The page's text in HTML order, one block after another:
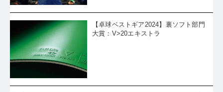
・ ジュニア王者・川上がベスト8入り。戸上は谷垣の前に敗退。男
・平野美宇、伊藤美誠が敗れる。女子シングルス6回戦の結果
松島輝空、張本智和らが勝ち進む。男子シングルス5回戦の結果
・女子ランカー16名が出揃う。女子シングルス5回戦の結果
・女子は張本美和が4連覇、男子は川上流星が初優勝! ジュニア
男女決勝結果
・ジュニア３位の高森愛央「相手のほうがミスしない。自分はそ
こでミスしてしまう。そこの差」
・雪の新潟から東京へ。吉田蒼、ジュニア男子で爪痕を残す３位
「途中で頭が真っ白になりました」
【卓球ベストギア2024】裏ソフト部門
大賞：V>20エキストラ